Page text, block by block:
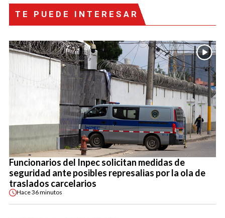
TE PUEDE INTERESAR
Funcionarios del Inpec solicitan medidas de
seguridad ante posibles represalias por la ola de
traslados carcelarios
Hace36 minutos